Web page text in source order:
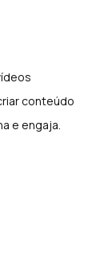
conteúdo
e engaja.